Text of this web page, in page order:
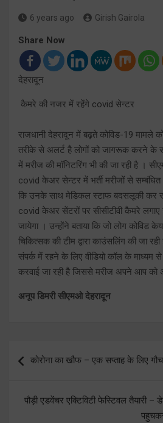
6 years ago Girish Gairola
Share Now
देहरादून
कैमरे की नजर में रहेंगे covid सेन्टर
राजधानी देहरादून में बढ़ते कोविड-19 मामले
तरीके से अलर्ट है लोगों को जागरूक करने के
में मरीज की मॉनिटरिंग भी की जा रही है ।
covid केअर सेन्टर में भर्ती मरीजों से सम्बंधित
कि उनके साथ मेडिकल स्टाफ बदसलूकी कर
covid केअर सेंटरों पर सीसीटीवी कैमरे
जायेगा । उन्होंने बताया कि जो लोग कोविड
चिकित्सक की टीम द्वारा काउंसलिंग की जा
संपर्क में रहने के लिए वीडियो कॉल के माध्यम
करवाई जा रही है जिससे मरीज अपने आप
अनूप डिमरी सीएमओ देहरादून
navigation
कोरोना का खौफ – एक सप्ताह के लिए
पौड़ी एडवेंचर एक्टिविटी फेस्टिवल तैयारी –